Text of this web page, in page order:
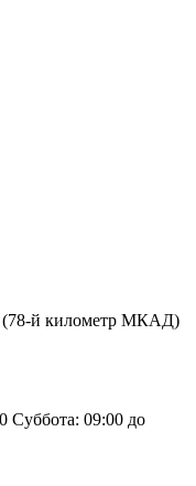
(78-й километр МКАД)
Суббота: 09:00 до